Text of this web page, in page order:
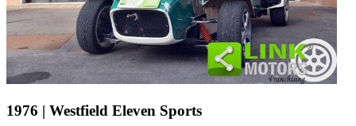
1976 | Westfield Eleven Sports